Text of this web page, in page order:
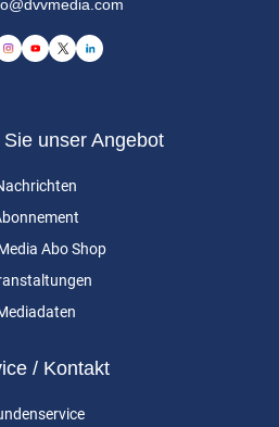
unser Angebot
Abo Shop
/ Kontakt